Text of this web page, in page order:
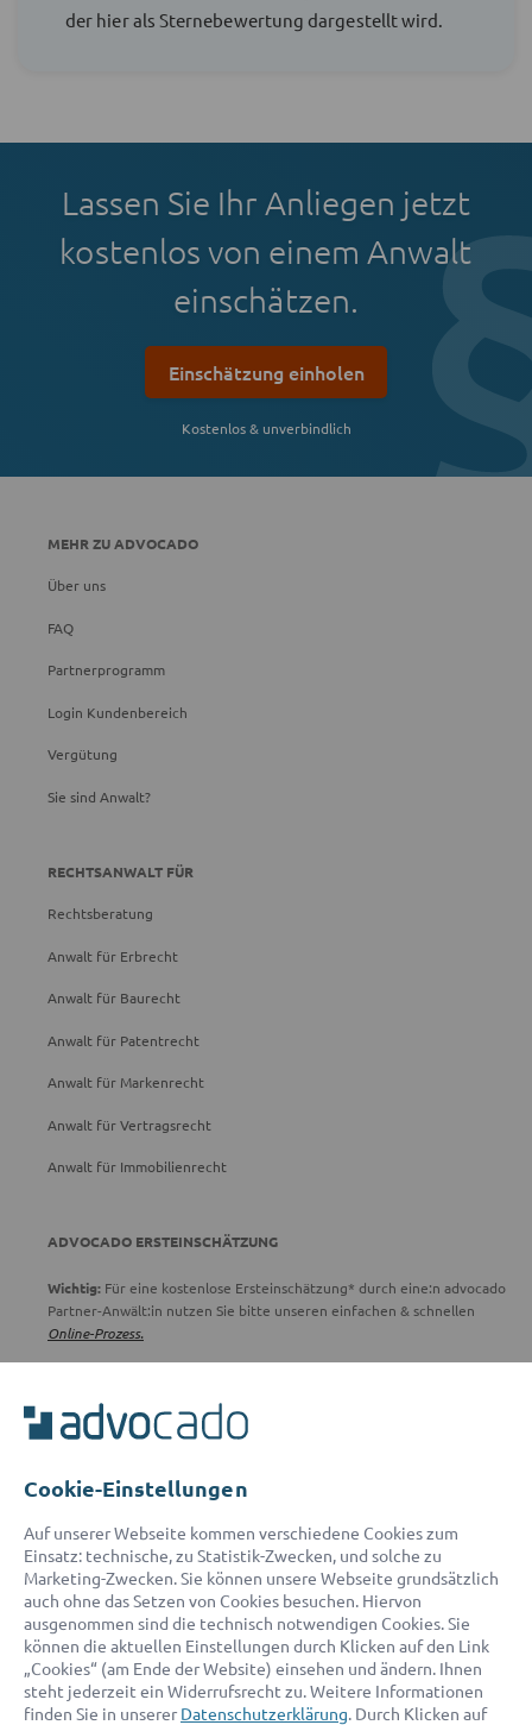
der hier als Sternebewertung dargestellt wird.
Lassen Sie Ihr Anliegen jetzt
kostenlos von einem Anwalt
einschätzen.
Einschätzung einholen
Kostenlos & unverbindlich
MEHR ZU ADVOCADO
Über uns
FAQ
Partnerprogramm
Login Kundenbereich
Vergütung
Sie sind Anwalt?
RECHTSANWALT FÜR
Rechtsberatung
Anwalt für Erbrecht
Anwalt für Baurecht
Anwalt für Patentrecht
Anwalt für Markenrecht
Anwalt für Vertragsrecht
Anwalt für Immobilienrecht
ADVOCADO ERSTEINSCHÄTZUNG
Wichtig: Für eine kostenlose Ersteinschätzung* durch eine:n advocado
Partner-Anwält:in nutzen Sie bitte unseren einfachen & schnellen
Online-Prozess.
einen Partner-Anwalt werktags (außer samstags) zwischen 9:00 und
18:00 Uhr.
Unser Serviceteam ist von 8:00 bis 17:00 Uhr für Sie erreichbar.
Telefon: 0800 400 18 80
E-Mail:service@advocado.com
Cookie-Einstellungen
Auf unserer Webseite kommen verschiedene Cookies zum
Einsatz: technische, zu Statistik-Zwecken, und solche zu
Marketing-Zwecken. Sie können unsere Webseite grundsätzlich
auch ohne das Setzen von Cookies besuchen. Hiervon
ausgenommen sind die technisch notwendigen Cookies. Sie
können die aktuellen Einstellungen durch Klicken auf den Link
„Cookies“ (am Ende der Website) einsehen und ändern. Ihnen
steht jederzeit ein Widerrufsrecht zu. Weitere Informationen
finden Sie in unserer Datenschutzerklärung. Durch Klicken auf